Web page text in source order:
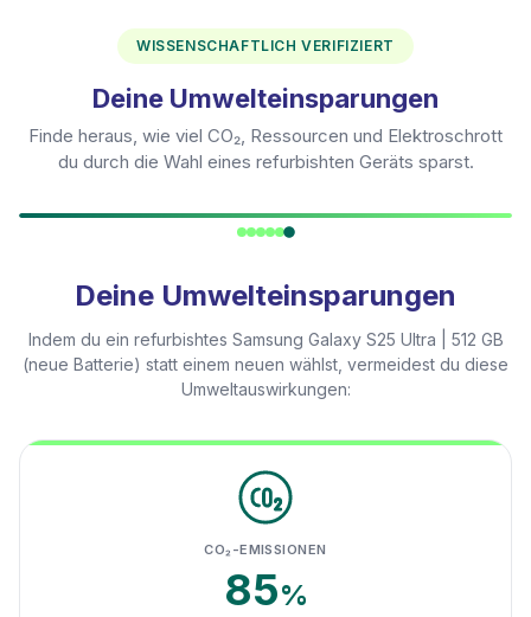
WISSENSCHAFTLICH VERIFIZIERT
Deine Umwelteinsparungen
Finde heraus, wie viel CO₂, Ressourcen und Elektroschrott
du durch die Wahl eines refurbishten Geräts sparst.
Deine Umwelteinsparungen
Indem du ein refurbishtes Samsung Galaxy S25 Ultra | 512 GB
(neue Batterie) statt einem neuen wählst, vermeidest du diese
Umweltauswirkungen:
CO₂-EMISSIONEN
85%